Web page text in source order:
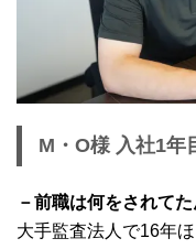
M・O様 入社1年
－前職は何をされて
大手監査法人で16年